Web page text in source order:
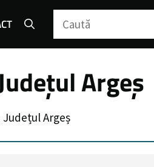
Caută
Argeș
Județul Argeș